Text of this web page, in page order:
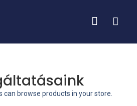
can browse products in your store.